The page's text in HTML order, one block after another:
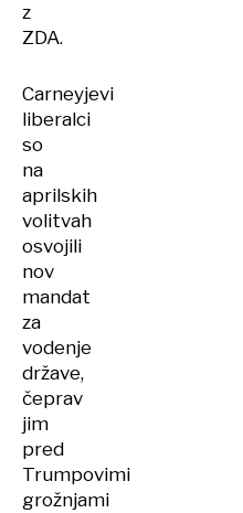
z
ZDA.
Carneyjevi
liberalci
so
na
aprilskih
volitvah
osvojili
nov
mandat
za
vodenje
države,
čeprav
jim
pred
Trumpovimi
grožnjami